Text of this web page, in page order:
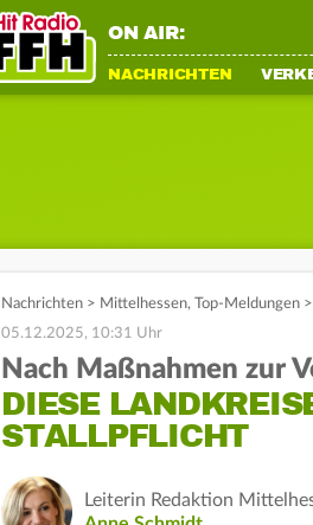
ON AIR:
NACHRICHTEN
Nachrichten > Mittelhessen, Top-Meldungen >
05.12.2025, 10:31 Uhr
Nach Maßnahmen zur
DIESE
STALLPFLICHT
Leiterin Redaktion